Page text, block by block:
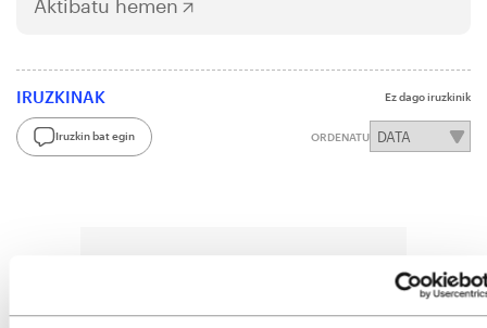
Aktibatu hemen
IRUZKINAK Ez dago iruzkinik
Iruzkin bat egin ORDENATU